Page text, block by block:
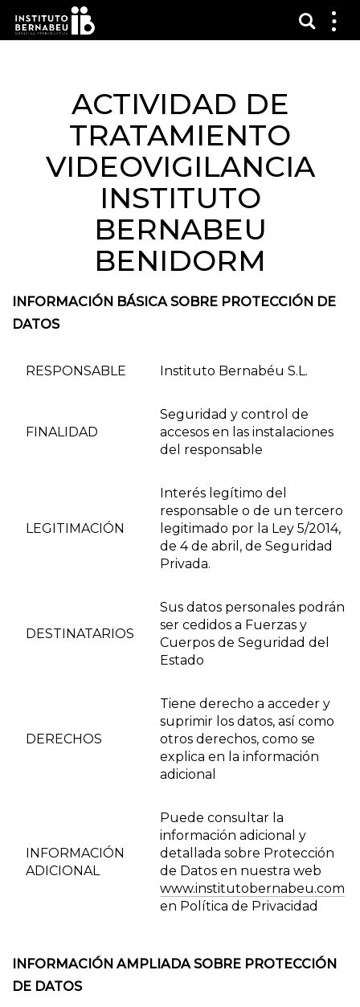
ACTIVIDAD DE
TRATAMIENTO
VIDEOVIGILANCIA
INSTITUTO
BERNABEU
BENIDORM
INFORMACIÓN BÁSICA SOBRE PROTECCIÓN DE
DATOS
RESPONSABLE Instituto Bernabéu S.L.
FINALIDAD
Seguridad y control de
accesos en las instalaciones
del responsable
LEGITIMACIÓN
Interés legítimo del
responsable o de un tercero
legitimado por la Ley 5/2014,
de 4 de abril, de Seguridad
Privada.
DESTINATARIOS
Sus datos personales podrán
ser cedidos a Fuerzas y
Cuerpos de Seguridad del
Estado
DERECHOS
Tiene derecho a acceder y
suprimir los datos, así como
otros derechos, como se
explica en la información
adicional
INFORMACIÓN
ADICIONAL
Puede consultar la
información adicional y
detallada sobre Protección
de Datos en nuestra web
www.institutobernabeu.com
en Política de Privacidad
INFORMACIÓN AMPLIADA SOBRE PROTECCIÓN
DE DATOS